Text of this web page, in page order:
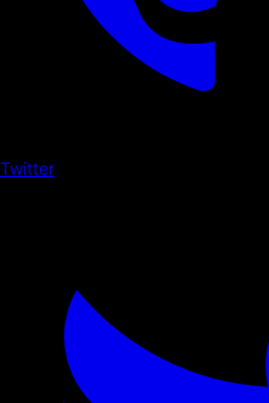
Twitter